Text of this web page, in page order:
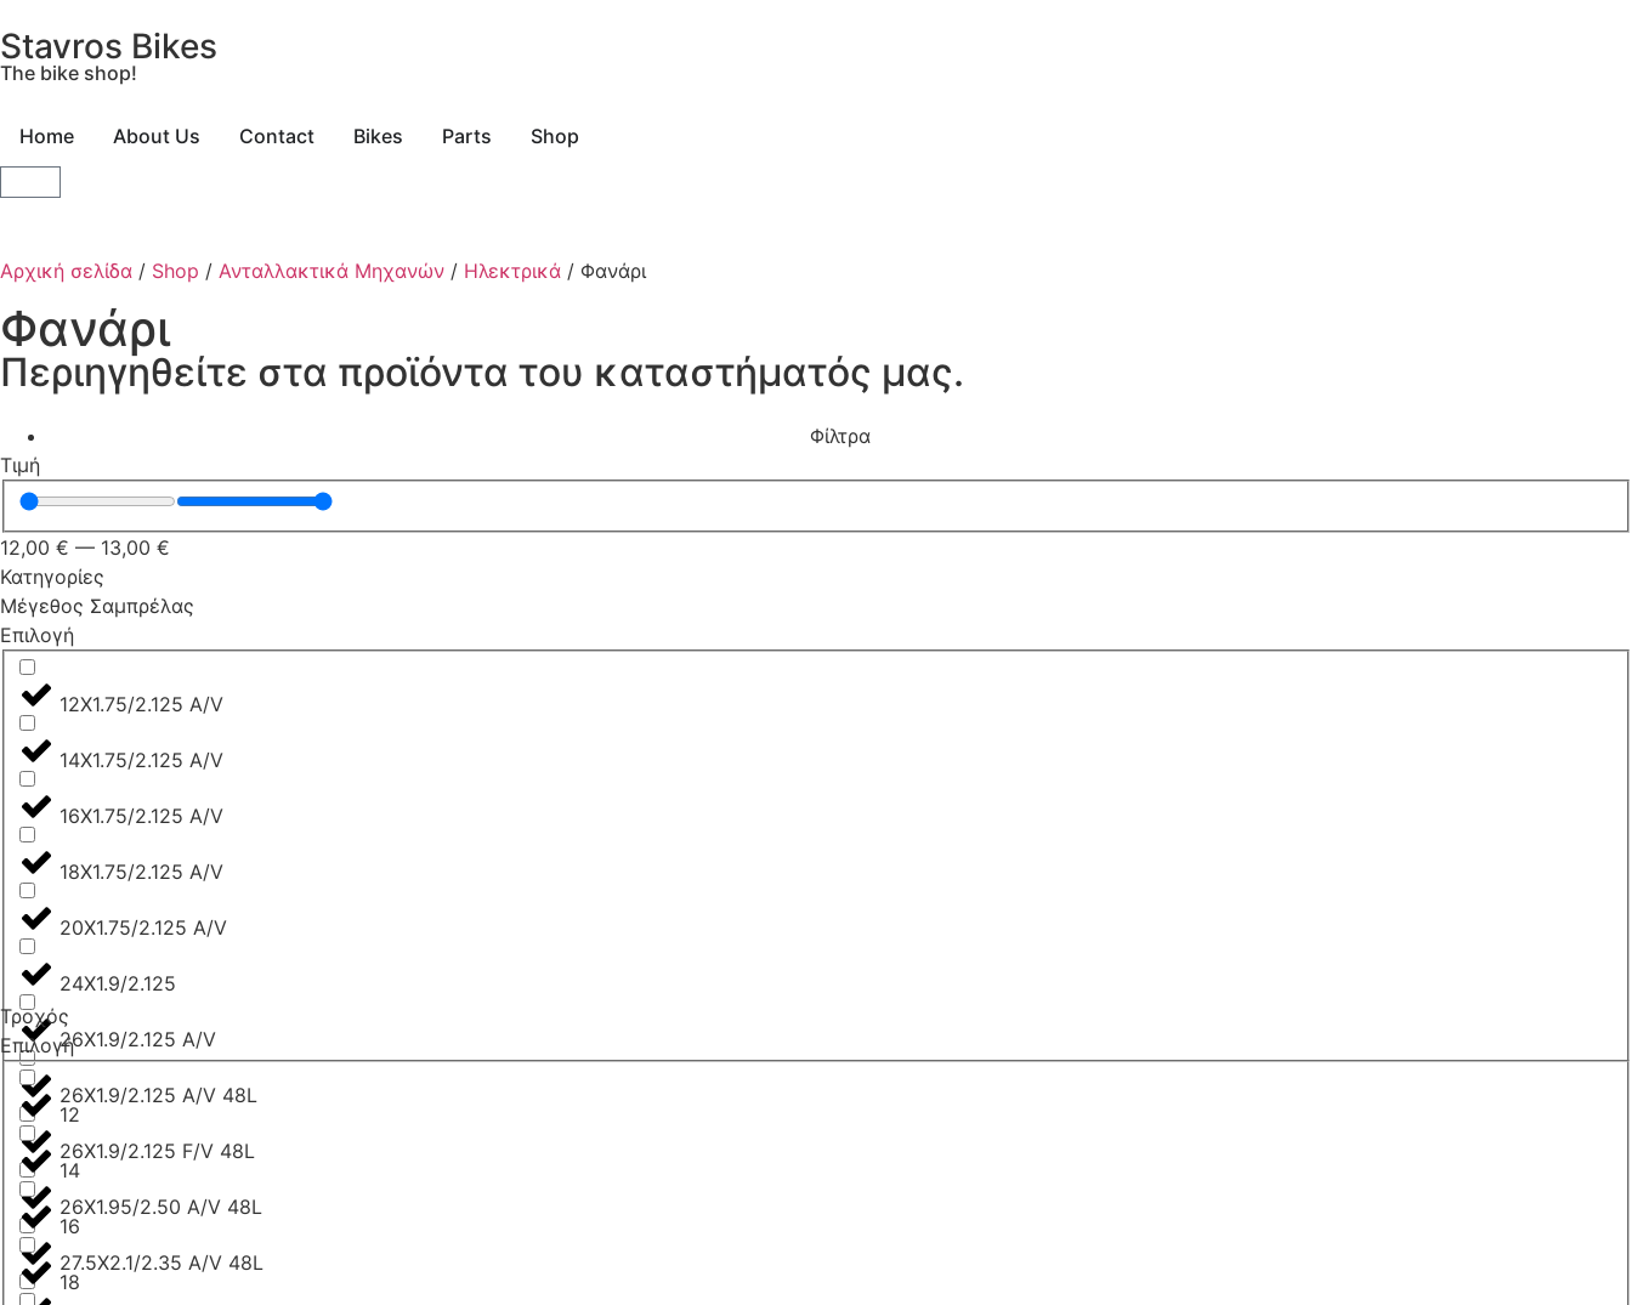
Stavros Bikes
The bike shop!
Home About Us Contact Bikes Parts Shop
Αρχική σελίδα / Shop / Ανταλλακτικά Μηχανών / Ηλεκτρικά / Φανάρι
Φανάρι
Περιηγηθείτε στα προϊόντα του καταστήματός μας.
Φίλτρα
Τιμή
12,00 € — 13,00 €
Κατηγορίες
Μέγεθος Σαμπρέλας
Επιλογή
12X1.75/2.125 A/V
14X1.75/2.125 A/V
16X1.75/2.125 A/V
18X1.75/2.125 A/V
20X1.75/2.125 A/V
24X1.9/2.125
26X1.9/2.125 A/V
26X1.9/2.125 A/V 48L
26X1.9/2.125 F/V 48L
26X1.95/2.50 A/V 48L
27.5X2.1/2.35 A/V 48L
Τροχός
Επιλογή
12
14
16
18